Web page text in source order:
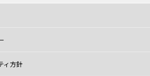
ィ方針